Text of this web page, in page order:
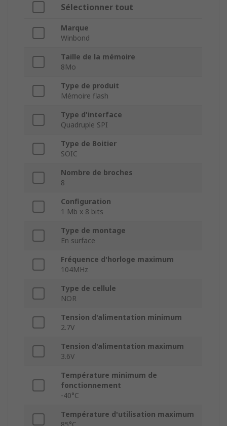
Sélectionner tout
Marque
Winbond
Taille de la mémoire
8Mo
Type de produit
Mémoire flash
Type d'interface
Quadruple SPI
Type de Boitier
SOIC
Nombre de broches
8
Configuration
1 Mb x 8 bits
Type de montage
En surface
Fréquence d'horloge maximum
104MHz
Type de cellule
NOR
Tension d'alimentation minimum
2.7V
Tension d'alimentation maximum
3.6V
Température minimum de
fonctionnement
-40°C
Température d'utilisation maximum